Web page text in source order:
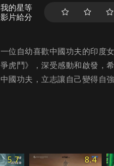
我的星等
影片給分
一位自幼喜歡中國功夫的印度
爭虎鬥》，深受感動和啟發，
中國功夫，立志讓自己變得自
5.7 8.4